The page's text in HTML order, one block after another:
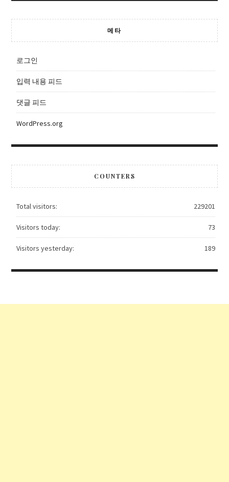
메타
로그인
입력 내용 피드
댓글 피드
WordPress.org
COUNTERS
229201
Total visitors:
73
Visitors today:
189
Visitors yesterday: